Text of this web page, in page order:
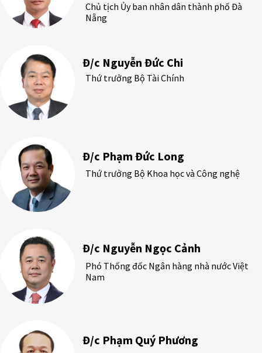
Chủ tịch Ủy ban nhân dân thành phố Đà
Nẵng
Đ/c Nguyễn Đức Chi
Thứ trưởng Bộ Tài Chính
Đ/c Phạm Đức Long
Thứ trưởng Bộ Khoa học và Công nghệ
Đ/c Nguyễn Ngọc Cảnh
Phó Thống đốc Ngân hàng nhà nước Việt
Nam
Đ/c Phạm Quý Phương